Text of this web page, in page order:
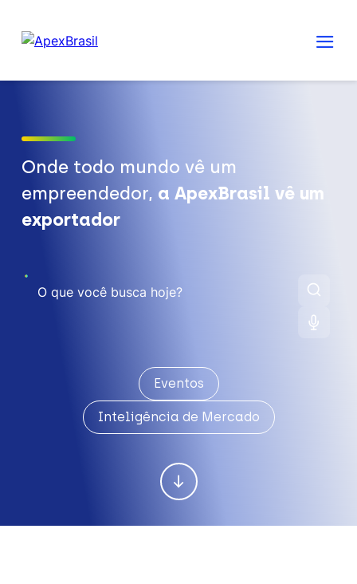
Onde todo mundo vê um
empreendedor, a ApexBrasil vê um
exportador
Eventos
Inteligência de Mercado